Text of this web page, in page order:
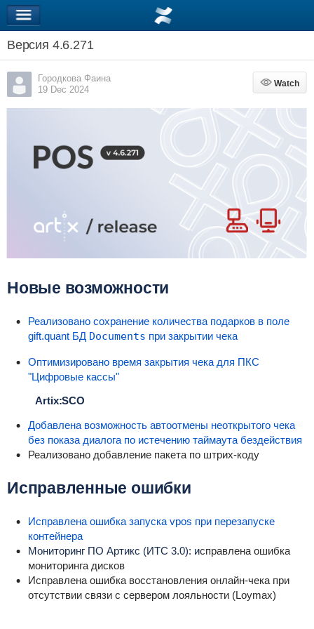
Версия 4.6.271
Городкова Фаина
19 Dec 2024
Watch
Watch
Новые возможности
Реализовано сохранение количества подарков в поле
gift.quant БД Documents при закрытии чека
Оптимизировано время закрытия чека для ПКС
"Цифровые кассы"
Artix:SCO
Добавлена возможность автоотмены неоткрытого чека
без показа диалога по истечению таймаута бездействия
Реализовано добавление пакета по штрих-коду
Исправленные ошибки
Исправлена ошибка запуска vpos при перезапуске
контейнера
Мониторинг ПО Артикс (ИТС 3.0): исправлена ошибка
мониторинга дисков
Исправлена ошибка восстановления онлайн-чека при
отсутствии связи с сервером лояльности (Loymax)